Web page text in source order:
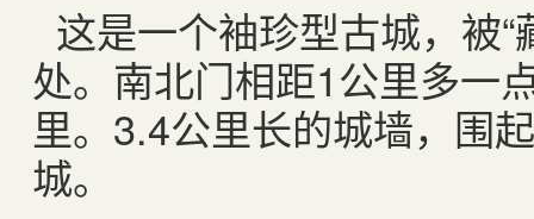
这是一个袖珍型古城，被
处。南北门相距1公里多一
里。3.4公里长的城墙，围
城。